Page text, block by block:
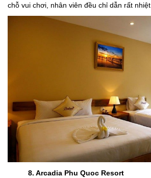
chỗ vui chơi, nhân viên đều chỉ dẫn rất
8. Arcadia Phu Quoc Resort